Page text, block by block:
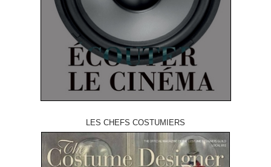
LES CHEFS COSTUMIERS